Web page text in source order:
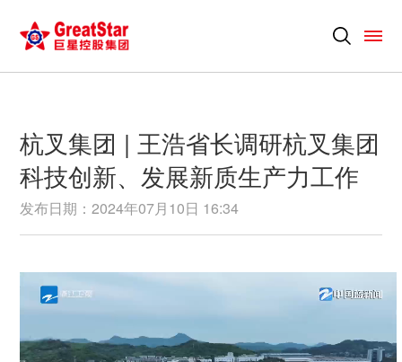
杭叉集团 | 王浩省长调研杭叉集团
科技创新、发展新质生产力工作
发布日期：2024年07月10日 16:34